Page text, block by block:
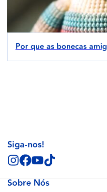
Por que as bonecas
Sobre Nós
Siga-nos!